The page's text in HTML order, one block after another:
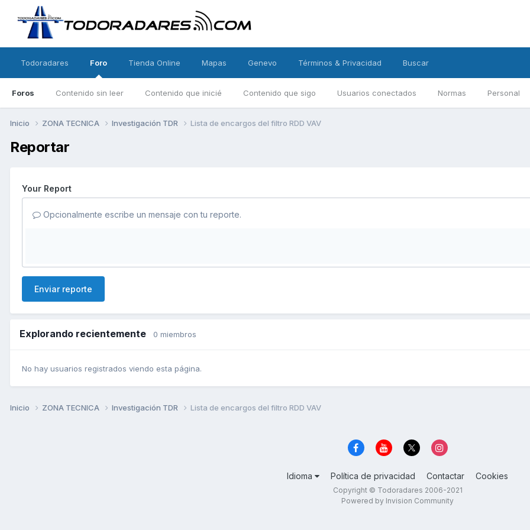
Todoradares Foro
Foros Contenido sin leer Contenido que inicié Contenido que sigo Usuarios conectados Normas Personal
Tienda Online Mapas Genevo Términos & Privacidad Buscar
Inicio ZONA TECNICA Investigación TDR Lista de encargos del filtro RDD VAV
Reportar
Your Report
Opcionalmente escribe un mensaje con tu reporte.
Enviar reporte
Explorando recientemente 0 miembros
No hay usuarios registrados viendo esta página.
Inicio ZONA TECNICA Investigación TDR Lista de encargos del filtro RDD VAV
Idioma Política de privacidad Contactar Cookies
Copyright © Todoradares 2006-2021
Powered by Invision Community